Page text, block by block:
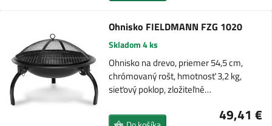
Ohnisko FIELDMANN FZG 1020
Skladom 4 ks
Ohnisko na drevo, priemer 54,5 cm,
chrómovaný rošt, hmotnosť 3,2 kg,
sieťový poklop, zložiteľné…
49,41 €